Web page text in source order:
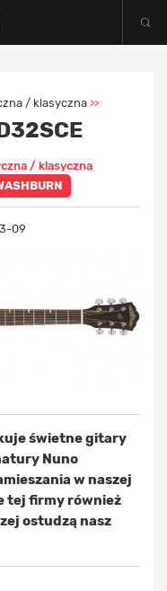
/ klasyczna >>
/ klasyczna
09
świetne gitary
Nuno
w naszej
tej firmy również
ostudzą nasz